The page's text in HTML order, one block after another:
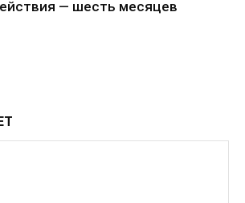
— шесть месяцев